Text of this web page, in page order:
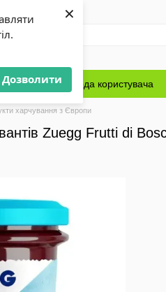
Дозволити
×
Блог Угода користувача
харчування з Європи
Zuegg Frutti di